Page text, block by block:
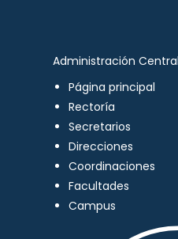
Administración Central
Página principal
Rectoría
Secretarios
Direcciones
Coordinaciones
Facultades
Campus